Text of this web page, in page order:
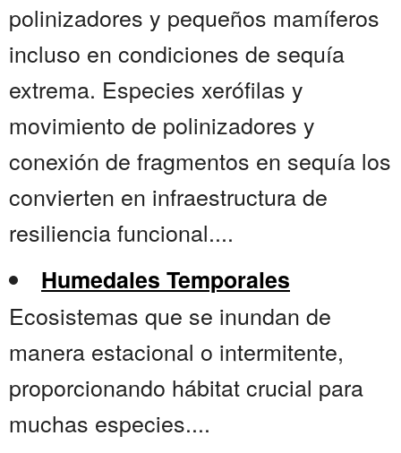
polinizadores y pequeños mamíferos
incluso en condiciones de sequía
extrema. Especies xerófilas y
movimiento de polinizadores y
conexión de fragmentos en sequía los
convierten en infraestructura de
resiliencia funcional....
Humedales Temporales
Ecosistemas que se inundan de
manera estacional o intermitente,
proporcionando hábitat crucial para
muchas especies....